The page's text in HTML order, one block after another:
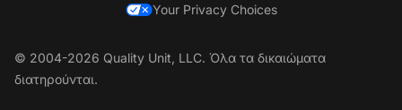
Your Privacy Choices
© 2004-2026 Quality Unit, LLC. Όλα τα δικαιώματα
διατηρούνται.